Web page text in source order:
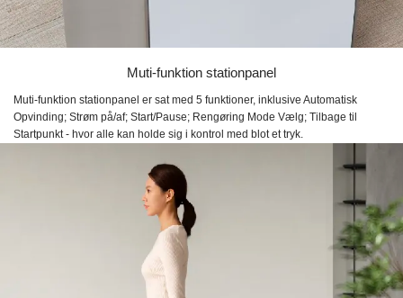
Muti-funktion stationpanel
Muti-funktion stationpanel er sat med 5 funktioner, inklusive Automatisk
Opvinding; Strøm på/af; Start/Pause; Rengøring Mode Vælg; Tilbage til
Startpunkt - hvor alle kan holde sig i kontrol med blot et tryk.